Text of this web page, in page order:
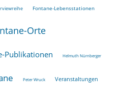
Fontane-Lebensstationen
Orte
Publikationen Helmuth Nürnberger
Peter Wruck Veranstaltungen